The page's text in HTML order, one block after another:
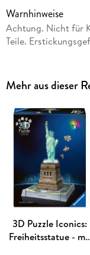
realitätsnahe
Architektur, der
3D Puzzle Format.
sogar knickbaren
Zusammenbau zu
Warnhinweise
Achtung. Nicht für
Teile.
Mehr aus dieser
3D Puzzle Iconics:
Freiheitsstatue -